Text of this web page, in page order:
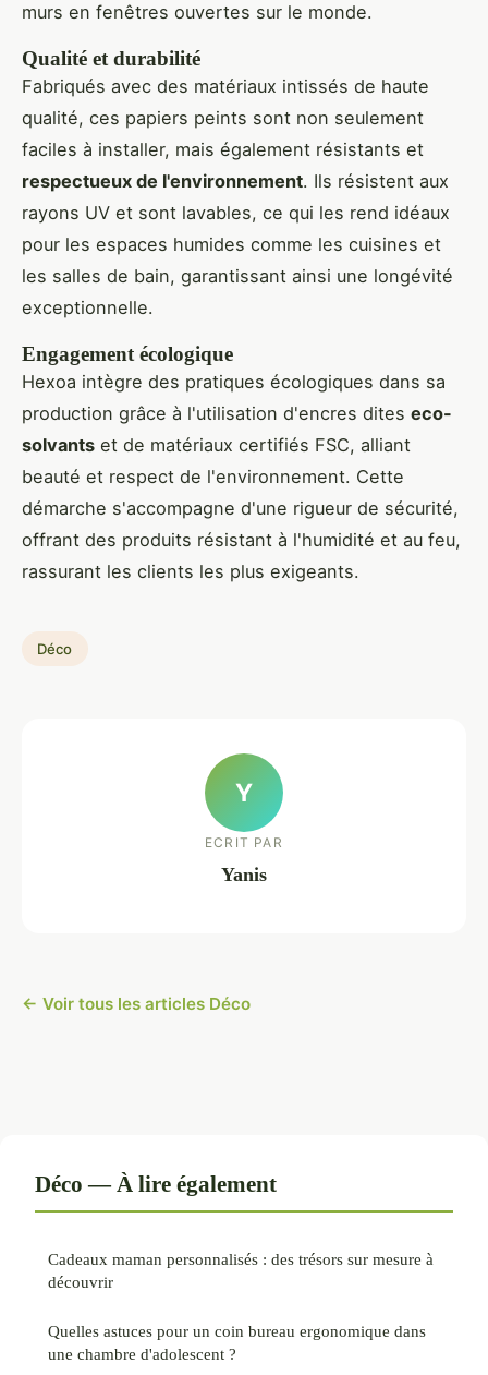
murs en fenêtres ouvertes sur le monde.
Qualité et durabilité
Fabriqués avec des matériaux intissés de haute
qualité, ces papiers peints sont non seulement
faciles à installer, mais également résistants et
respectueux de l'environnement. Ils résistent aux
rayons UV et sont lavables, ce qui les rend idéaux
pour les espaces humides comme les cuisines et
les salles de bain, garantissant ainsi une longévité
exceptionnelle.
Engagement écologique
Hexoa intègre des pratiques écologiques dans sa
production grâce à l'utilisation d'encres dites eco-
solvants et de matériaux certifiés FSC, alliant
beauté et respect de l'environnement. Cette
démarche s'accompagne d'une rigueur de sécurité,
offrant des produits résistant à l'humidité et au feu,
rassurant les clients les plus exigeants.
Déco
Y
ECRIT PAR
Yanis
← Voir tous les articles Déco
Déco — À lire également
Cadeaux maman personnalisés : des trésors sur mesure à
découvrir
Quelles astuces pour un coin bureau ergonomique dans
une chambre d'adolescent ?